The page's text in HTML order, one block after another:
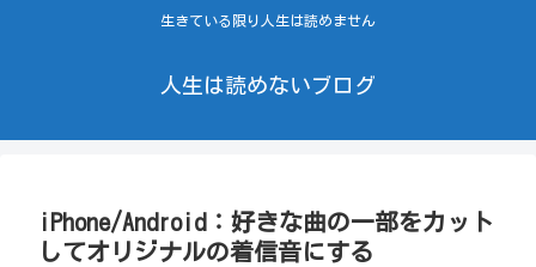
生きている限り人生は読めません
人生は読めないブログ
iPhone/Android：好きな曲の一部をカット
してオリジナルの着信音にする